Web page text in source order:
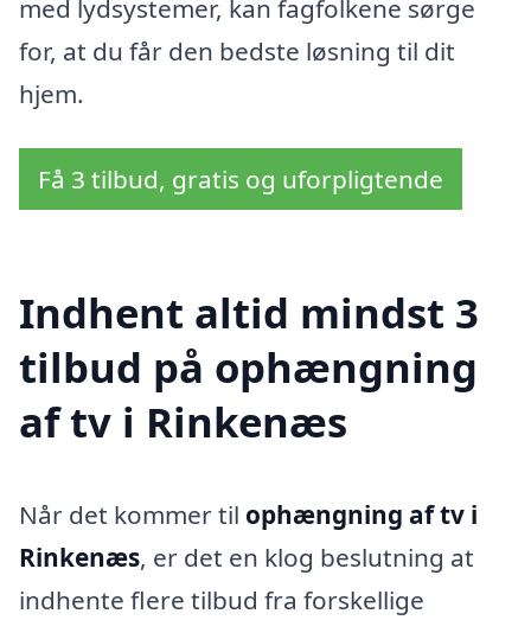
med lydsystemer, kan fagfolkene sørge
for, at du får den bedste løsning til dit
hjem.
Få 3 tilbud, gratis og uforpligtende
Indhent altid mindst 3
tilbud på ophængning
af tv i Rinkenæs
Når det kommer til ophængning af tv i
Rinkenæs, er det en klog beslutning at
indhente flere tilbud fra forskellige